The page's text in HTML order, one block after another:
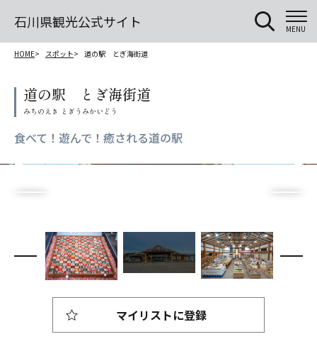
石川県観光公式サイト MENU
HOME スポット 道の駅 とぎ海街道
道の駅 とぎ海街道
食べて！遊んで！癒される道の駅
マイリストに登録